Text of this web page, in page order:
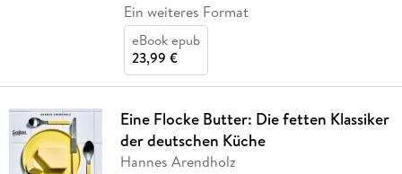
Ein weiteres Format
eBook epub
23,99 €
Eine Flocke Butter: Die fetten Klassiker
der deutschen Küche
Hannes Arendholz